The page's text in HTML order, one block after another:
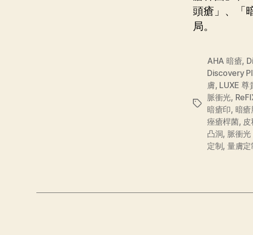
頭瘡」、「
局。
AHA 暗瘡,
Discovery
膚, LUXE 尊
脈衝光,
暗瘡印, 暗瘡
痤瘡桿菌,
凸洞, 脈衝光
定制, 量膚